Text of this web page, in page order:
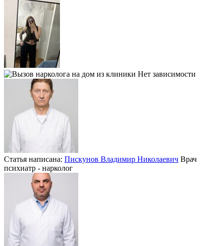
Статья написана: Пискунов Владимир Николаевич Врач
психиатр - нарколог